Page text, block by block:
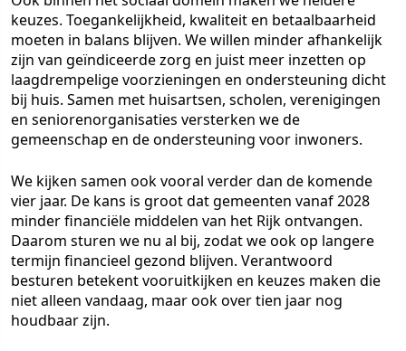
keuzes. Toegankelijkheid, kwaliteit en betaalbaarheid
moeten in balans blijven. We willen minder afhankelijk
zijn van geïndiceerde zorg en juist meer inzetten op
laagdrempelige voorzieningen en ondersteuning dicht
bij huis. Samen met huisartsen, scholen, verenigingen
en seniorenorganisaties versterken we de
gemeenschap en de ondersteuning voor inwoners.
We kijken samen ook vooral verder dan de komende
vier jaar. De kans is groot dat gemeenten vanaf 2028
minder financiële middelen van het Rijk ontvangen.
Daarom sturen we nu al bij, zodat we ook op langere
termijn financieel gezond blijven. Verantwoord
besturen betekent vooruitkijken en keuzes maken die
niet alleen vandaag, maar ook over tien jaar nog
houdbaar zijn.